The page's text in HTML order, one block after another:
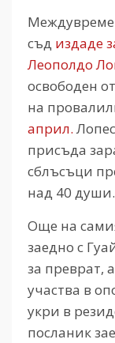
съд издаде
Леополдо
освободен
на
април.
присъда
сблъсъци
над 40 души.
Още на
заедно с
за преврат,
участва в
укри в
посланик